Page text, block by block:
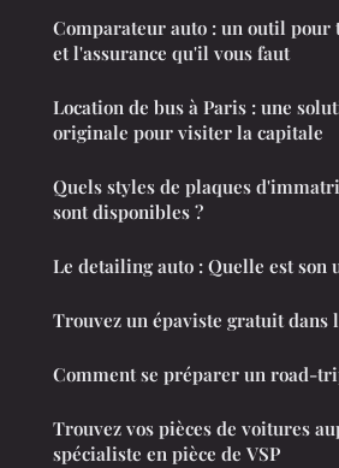
Comparateur auto : un outil
et l'assurance qu'il vous faut
Location de bus à Paris : une
originale pour visiter la capitale
Quels styles de plaques
sont disponibles ?
Le detailing auto : Quelle est son
Trouvez un épaviste gratuit dans
Comment se préparer un road-
Trouvez vos pièces de voitures
spécialiste en pièce de VSP